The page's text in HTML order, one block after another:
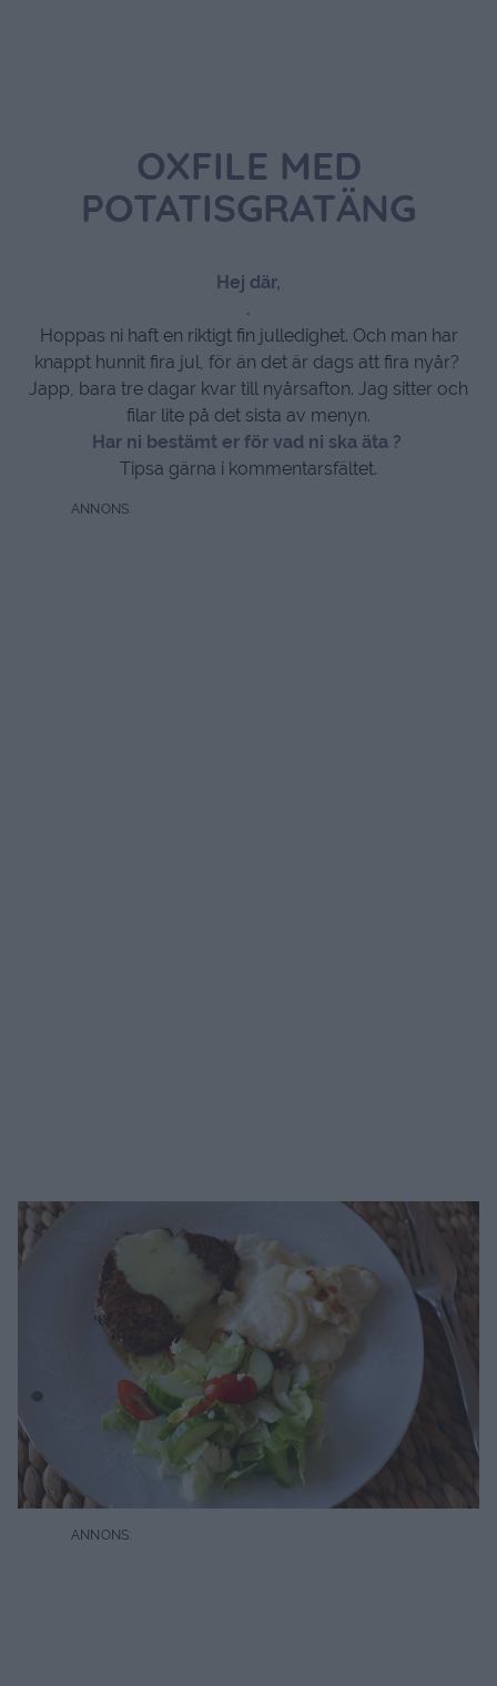
OXFILE MED
POTATISGRATÄNG
Hej där,
.
Hoppas ni haft en riktigt fin julledighet. Och man har
knappt hunnit fira jul, för än det är dags att fira nyår?
Japp, bara tre dagar kvar till nyårsafton. Jag sitter och
filar lite på det sista av menyn.
Har ni bestämt er för vad ni ska äta ?
Tipsa gärna i kommentarsfältet.